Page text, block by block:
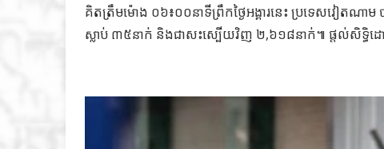
គិតត្រឹមម៉ោង ០៦៖០០នាទីព្រឹកថ្ងៃអង្គារនេះ ប្រទេសវៀតណ
ស្លាប់ ៣៥នាក់ និងជាសះស្បើយវិញ ២,៦១៨នាក់៕ ផ្តល់សិទ្ធិ